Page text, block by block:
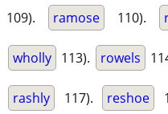
109). ramose 110).
wholly 113). rowels
rashly 117). reshoe